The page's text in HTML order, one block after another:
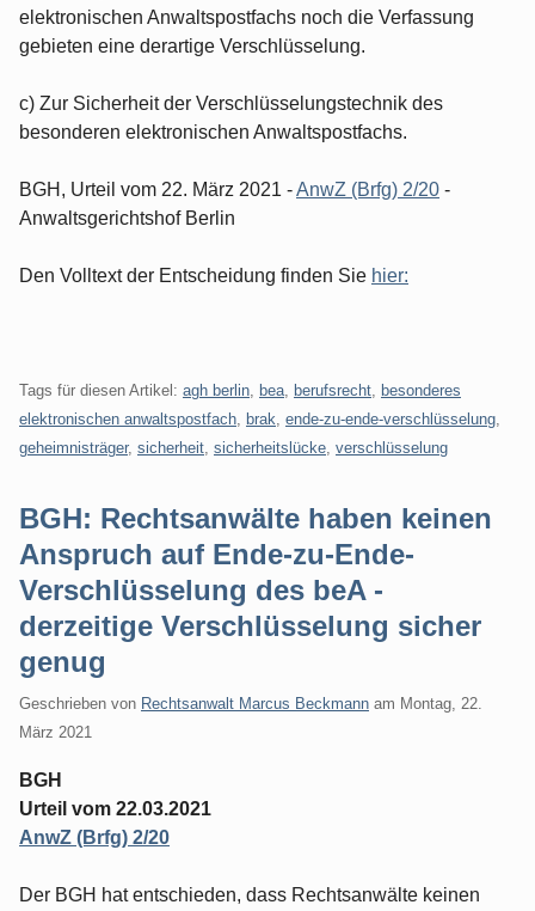
elektronischen Anwaltspostfachs noch die Verfassung
gebieten eine derartige Verschlüsselung.
c) Zur Sicherheit der Verschlüsselungstechnik des
besonderen elektronischen Anwaltspostfachs.
BGH, Urteil vom 22. März 2021 -AnwZ (Brfg) 2/20 -
Anwaltsgerichtshof Berlin
Den Volltext der Entscheidung finden Sie hier:
Tags für diesen Artikel: agh berlin bea berufsrecht
besonderes
elektronischen anwaltspostfach
brak ende-zu-ende-verschlüsselung
geheimnisträger, sicherheit sicherheitslücke verschlüsselung
BGH: Rechtsanwälte haben keinen
Anspruch auf Ende-zu-Ende-
Verschlüsselung des beA -
derzeitige Verschlüsselung sicher
genug
Geschrieben von Rechtsanwalt Marcus Beckmann am Montag, 22.
März 2021
BGH
Urteil vom 22.03.2021
AnwZ (Brfg) 2/20
Der BGH hat entschieden, dass Rechtsanwälte keinen